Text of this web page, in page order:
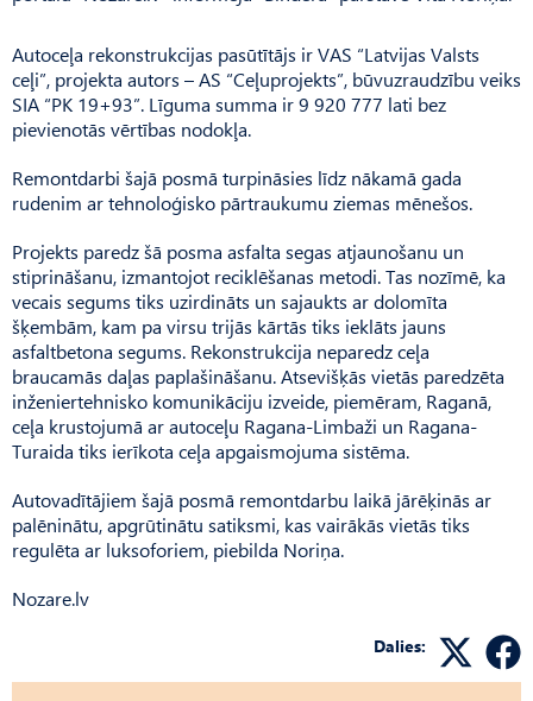
Autoceļa rekonstrukcijas pasūtītājs ir VAS “Latvijas Valsts
ceļi”, projekta autors – AS “Ceļuprojekts”, būvuzraudzību veiks
SIA “PK 19+93”. Līguma summa ir 9 920 777 lati bez
pievienotās vērtības nodokļa.
Remontdarbi šajā posmā turpināsies līdz nākamā gada
rudenim ar tehnoloģisko pārtraukumu ziemas mēnešos.
Projekts paredz šā posma asfalta segas atjaunošanu un
stiprināšanu, izmantojot reciklēšanas metodi. Tas nozīmē, ka
vecais segums tiks uzirdināts un sajaukts ar dolomīta
šķembām, kam pa virsu trijās kārtās tiks ieklāts jauns
asfaltbetona segums. Rekonstrukcija neparedz ceļa
braucamās daļas paplašināšanu. Atsevišķās vietās paredzēta
inženiertehnisko komunikāciju izveide, piemēram, Raganā,
ceļa krustojumā ar autoceļu Ragana-Limbaži un Ragana-
Turaida tiks ierīkota ceļa apgaismojuma sistēma.
Autovadītājiem šajā posmā remontdarbu laikā jārēķinās ar
palēninātu, apgrūtinātu satiksmi, kas vairākās vietās tiks
regulēta ar luksoforiem, piebilda Noriņa.
Nozare.lv
Dalies: